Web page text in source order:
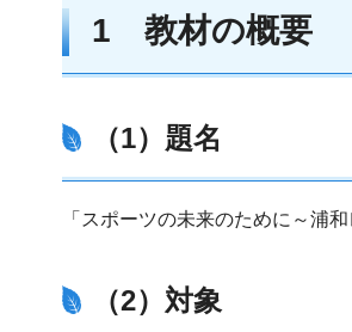
1 教材の概要
（1）題名
「スポーツの未来のために～浦
（2）対象